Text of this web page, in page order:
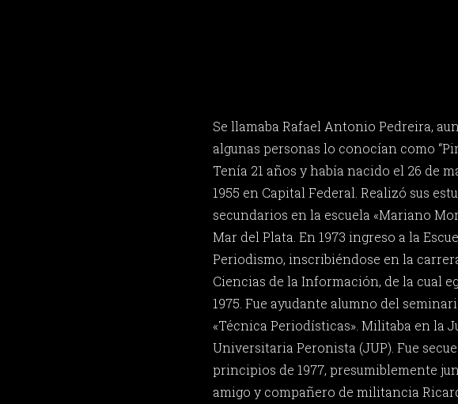
Se llamaba Rafael Antonio Pedreira,
algunas personas lo conocían como
Tenía 21 años y había nacido el 26 de
1955 en Capital Federal. Realizó sus
secundarios en la escuela «Mariano
Mar del Plata. En 1973 ingreso a la
Periodismo, inscribiéndose en la
Ciencias de la Información, de la cual
1975. Fue ayudante alumno del
«Técnica Periodísticas». Militaba en la
Universitaria Peronista (JUP). Fue
principios de 1977, presumiblemente
amigo y compañero de militancia